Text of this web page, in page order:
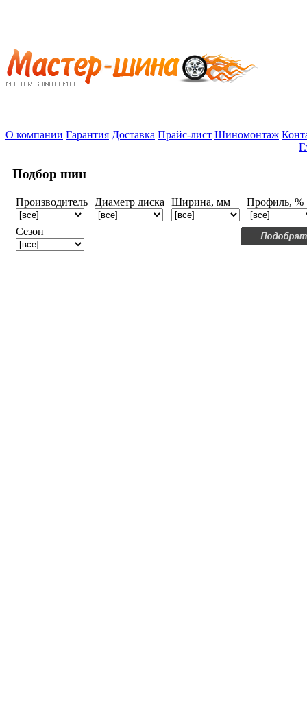
О компании Гарантия Доставка Прайс-лист Шиномонтаж
Подбор шин
Производитель Диаметр диска Ширина, мм Профиль, %
Сезон